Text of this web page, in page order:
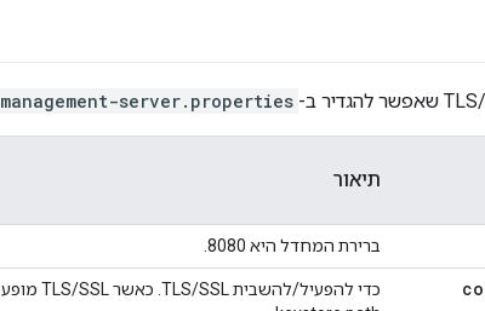
management-server.properties
תיאור
ברירת המחדל היא 8080.